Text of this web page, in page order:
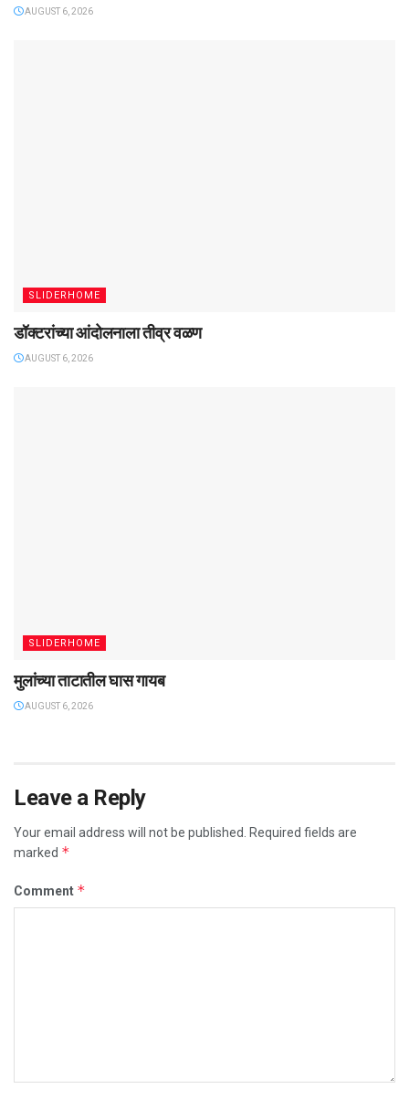
AUGUST 6, 2026
SLIDERHOME
डॉक्टरांच्या आंदोलनाला तीव्र वळण
AUGUST 6, 2026
SLIDERHOME
मुलांच्या ताटातील घास गायब
AUGUST 6, 2026
Leave a Reply
Your email address will not be published. Required fields are
marked *
Comment *